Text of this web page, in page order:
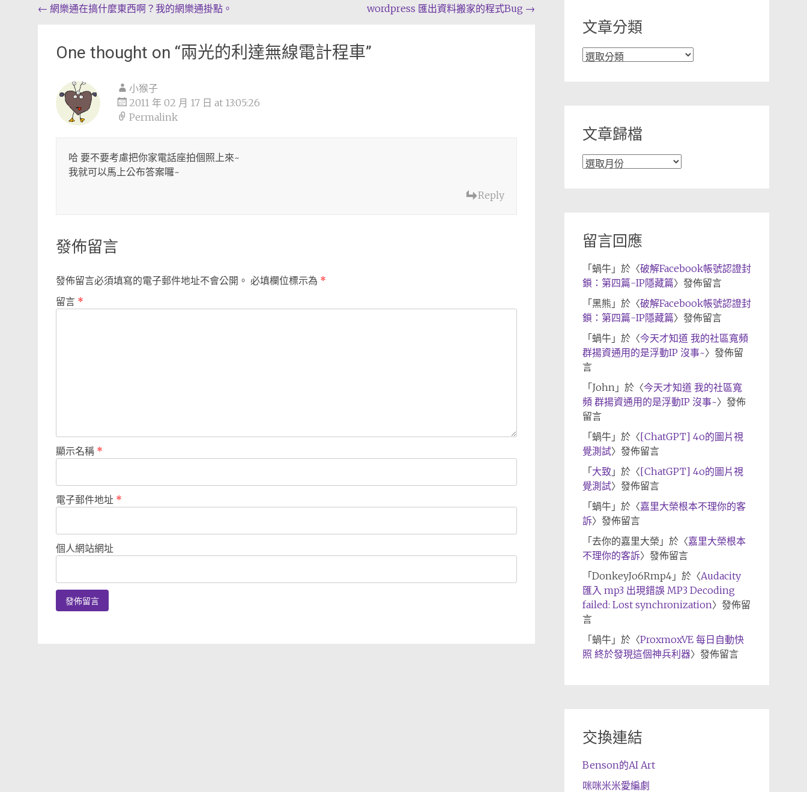
Post
← 網樂通在搞什麼東西啊？我的網樂通掛點。 wordpress 匯出資料搬家的程式Bug →
One thought on “兩光的利達無線電計程車”
小猴子
2011 年 02 月 17 日 at 13:05:26
Permalink
哈 要不要考慮把你家電話座拍個照上來~
我就可以馬上公布答案囉~
Reply
發佈留言
發佈留言必須填寫的電子郵件地址不會公開。 必填欄位標示為 *
留言 *
顯示名稱 *
電子郵件地址 *
個人網站網址
文章分類
文
文章歸檔
文
留言回應
「 蝸牛」於〈破解Facebook帳號認證封
鎖：第四篇-IP隱藏篇〉發佈留言
「 黑熊 」於〈破解Facebook帳號認證封
鎖：第四篇-IP隱藏篇〉發佈留言
「 蝸牛」於〈今天才知道 我的社區寬頻
群揚資通用的是浮動IP 沒事~〉發佈留
言
「 John」於〈今天才知道 我的社區寬
頻 群揚資通用的是浮動IP 沒事~〉發佈
留言
「 蝸牛」於〈[ChatGPT] 4o的圖片視
覺測試〉發佈留言
「 大致 」於〈[ChatGPT] 4o的圖片視
覺測試〉發佈留言
「 蝸牛」於〈嘉里大榮根本不理你的客
訴〉發佈留言
「 去你的嘉里大榮 」於〈嘉里大榮根本
不理你的客訴〉發佈留言
「 DonkeyJo6Rmp4」於〈Audacity
匯入 mp3 出現錯誤 MP3 Decoding
failed: Lost synchronization〉發佈留
言
「 蝸牛」於〈ProxmoxVE 每日自動快
照 終於發現這個神兵利器〉發佈留言
交換連結
Benson的AI Art
咪咪米米愛編劇